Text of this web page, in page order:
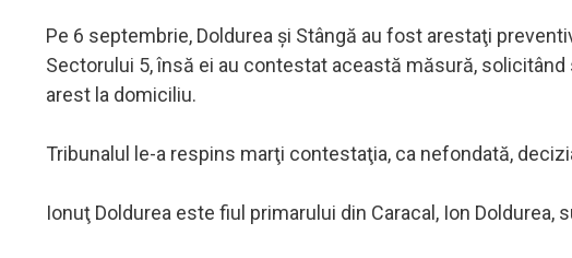
Pe 6 septembrie, Doldurea şi Stângă au fost arestaţi
Sectorului 5, însă ei au contestat această măsură,
arest la domiciliu.
Tribunalul le-a respins marţi contestaţia, ca nefondată,
Ionuţ Doldurea este fiul primarului din Caracal, Ion Doldurea,